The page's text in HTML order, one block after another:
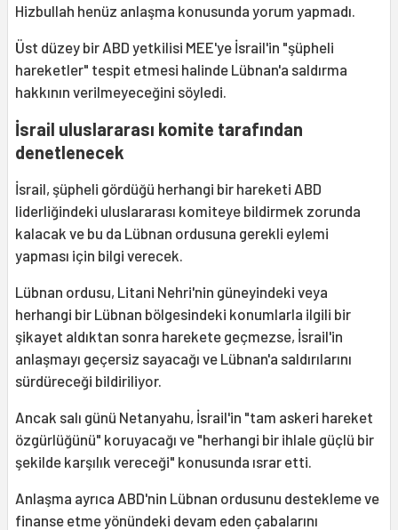
Hizbullah henüz anlaşma konusunda yorum yapmadı.
Üst düzey bir ABD yetkilisi MEE'ye İsrail'in "şüpheli
hareketler" tespit etmesi halinde Lübnan'a saldırma
hakkının verilmeyeceğini söyledi.
İsrail uluslararası komite tarafından
denetlenecek
İsrail, şüpheli gördüğü herhangi bir hareketi ABD
liderliğindeki uluslararası komiteye bildirmek zorunda
kalacak ve bu da Lübnan ordusuna gerekli eylemi
yapması için bilgi verecek.
Lübnan ordusu, Litani Nehri'nin güneyindeki veya
herhangi bir Lübnan bölgesindeki konumlarla ilgili bir
şikayet aldıktan sonra harekete geçmezse, İsrail'in
anlaşmayı geçersiz sayacağı ve Lübnan'a saldırılarını
sürdüreceği bildiriliyor.
Ancak salı günü Netanyahu, İsrail'in "tam askeri hareket
özgürlüğünü" koruyacağı ve "herhangi bir ihlale güçlü bir
şekilde karşılık vereceği" konusunda ısrar etti.
Anlaşma ayrıca ABD'nin Lübnan ordusunu destekleme ve
finanse etme yönündeki devam eden çabalarını